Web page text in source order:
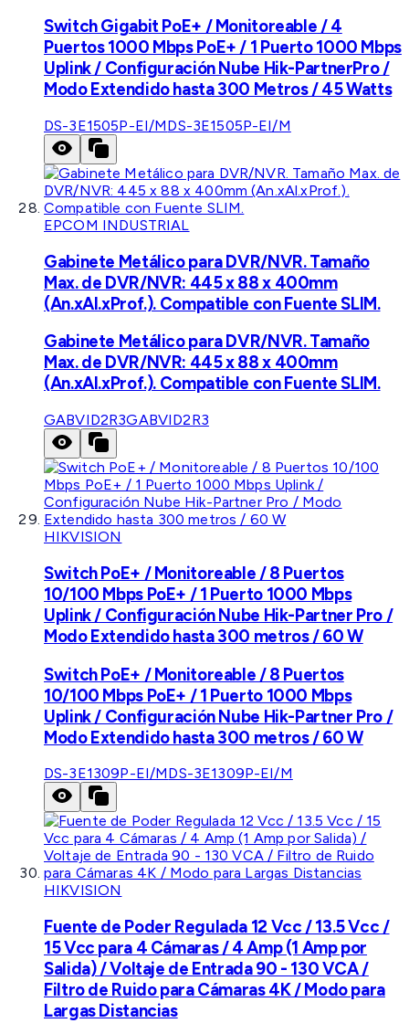
Switch Gigabit PoE+ / Monitoreable / 4
Puertos 1000 Mbps PoE+ / 1 Puerto 1000 Mbps
Uplink / Configuración Nube Hik-PartnerPro /
Modo Extendido hasta 300 Metros / 45 Watts
DS-3E1505P-EI/MDS-3E1505P-EI/M
EPCOM INDUSTRIAL
Gabinete Metálico para DVR/NVR. Tamaño
Max. de DVR/NVR: 445 x 88 x 400mm
(An.xAl.xProf.). Compatible con Fuente SLIM.
Gabinete Metálico para DVR/NVR. Tamaño
Max. de DVR/NVR: 445 x 88 x 400mm
(An.xAl.xProf.). Compatible con Fuente SLIM.
GABVID2R3GABVID2R3
HIKVISION
Switch PoE+ / Monitoreable / 8 Puertos
10/100 Mbps PoE+ / 1 Puerto 1000 Mbps
Uplink / Configuración Nube Hik-Partner Pro /
Modo Extendido hasta 300 metros / 60 W
Switch PoE+ / Monitoreable / 8 Puertos
10/100 Mbps PoE+ / 1 Puerto 1000 Mbps
Uplink / Configuración Nube Hik-Partner Pro /
Modo Extendido hasta 300 metros / 60 W
DS-3E1309P-EI/MDS-3E1309P-EI/M
HIKVISION
Fuente de Poder Regulada 12 Vcc / 13.5 Vcc /
15 Vcc para 4 Cámaras / 4 Amp (1 Amp por
Salida) / Voltaje de Entrada 90 - 130 VCA /
Filtro de Ruido para Cámaras 4K / Modo para
Largas Distancias